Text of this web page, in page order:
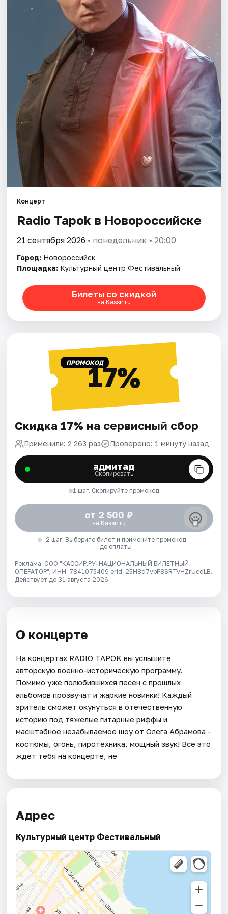
Рейтинги
Концерт
Radio Tapok в Новороссийске
21 сентября 2026 • понедельник • 20:00
Город: Новороссийск
Площадка: Культурный центр Фестивальный
Билеты со скидкой
на Kassir.ru
ПРОМОКОД17%
Скидка 17% на сервисный сбор
Применили: 2 263 раз Проверено: 1 минуту назад
адмитад
Скопировать
1 шаг. Скопируйте промокод
от 2 500 ₽
на Kassir.ru
2 шаг. Выберите билет и примените промокод
до оплаты
Реклама. ООО "КАССИР.РУ-НАЦИОНАЛЬНЫЙ БИЛЕТНЫЙ
ОПЕРАТОР", ИНН: 7841075409 erid: 25H8d7vbP8SRTvHZrUcdLB.
Действует до 31 августа 2026
О концерте
На концертах RADIO TAPOK вы услышите
авторскую военно-историческую программу.
Помимо уже полюбившихся песен с прошлых
альбомов прозвучат и жаркие новинки! Каждый
зритель сможет окунуться в отечественную
историю под тяжелые гитарные риффы и
масштабное незабываемое шоу от Олега Абрамова -
костюмы, огонь, пиротехника, мощный звук! Все это
ждет тебя на концерте, не
Адрес
Культурный центр Фестивальный